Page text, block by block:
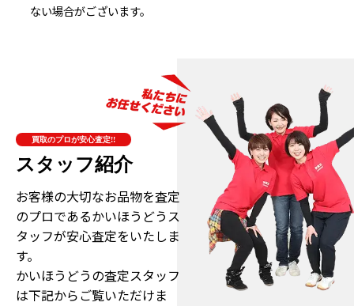
ない場合がございます。
買取のプロが安心査定!!
スタッフ紹介
お客様の大切なお品物を査定
のプロであるかいほうどうス
タッフが安心査定をいたしま
す。
かいほうどうの査定スタッフ
は下記からご覧いただけま